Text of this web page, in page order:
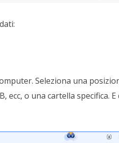
Seleziona una
ecc, o una cartella specifica.